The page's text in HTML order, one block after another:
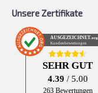
Unsere Zertifikate
AUSGEZEICHNET .org
Kundenbewertungen
SEHR GUT
4.39 / 5.00
263 Bewertungen